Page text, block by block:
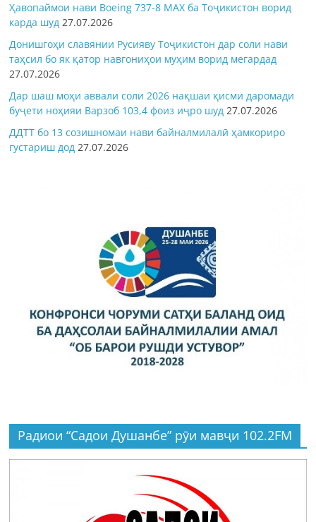
Ҳавопаймои нави Boeing 737-8 MAX ба Тоҷикистон ворид
карда шуд 27.07.2026
Донишгоҳи славянии Русияву Тоҷикистон дар соли нави
таҳсил бо як қатор навгониҳои муҳим ворид мегардад
27.07.2026
Дар шаш моҳи аввали соли 2026 нақшаи қисми даромади
буҷети ноҳияи Варзоб 103,4 фоиз иҷро шуд 27.07.2026
ДДТТ бо 13 созишномаи нави байналмилалӣ ҳамкориро
густариш дод 27.07.2026
Радиои “Садои Душанбе” рӯи мавҷи 102.2FM